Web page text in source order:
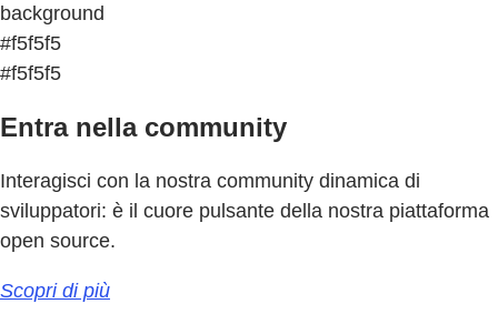
background
#f5f5f5
#f5f5f5
Entra nella community
Interagisci con la nostra community dinamica di
sviluppatori: è il cuore pulsante della nostra piattaforma
open source.
Scopri di più